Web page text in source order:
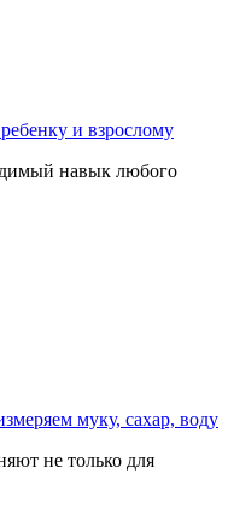
и взрослому
навык любого
муку, сахар, воду
не только для